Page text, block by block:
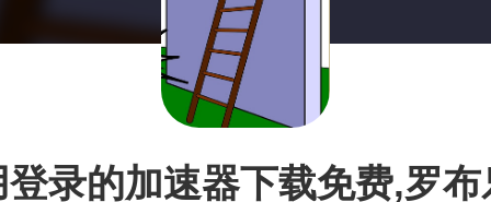
登录的加速器下载免费,罗布